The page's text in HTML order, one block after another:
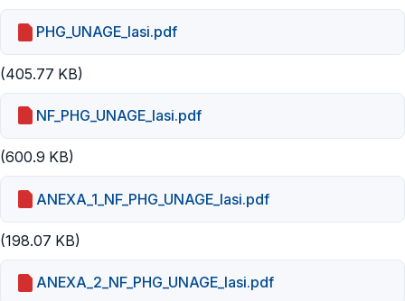
PHG_UNAGE_Iasi.pdf
(405.77 KB)
NF_PHG_UNAGE_Iasi.pdf
(600.9 KB)
ANEXA_1_NF_PHG_UNAGE_Iasi.pdf
(198.07 KB)
ANEXA_2_NF_PHG_UNAGE_Iasi.pdf